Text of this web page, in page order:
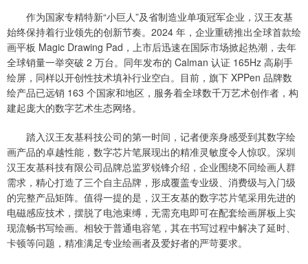
作为国家专精特新“小巨人”及省制造业单项冠军企业，汉王友基
始终保持着行业领先的创新节奏。2024 年，企业重磅推出全球首款绘
画平板 Magic Drawing Pad，上市后迅速在国际市场掀起热潮，去年
全球销量一举突破 2 万台。同年发布的 Calman 认证 165Hz 高刷手
绘屏，同样以开创性技术填补行业空白。目前，旗下 XPPen 品牌数
绘产品已远销 163 个国家和地区，服务着全球数千万艺术创作者，构
建起庞大的数字艺术生态网络。
踏入汉王友基科技公司的第一时间，记者便亲身感受到其数字绘
画产品的卓越性能，数字芯片笔展现出的精准灵敏度令人惊叹。深圳
汉王友基科技有限公司品牌总监罗锐锋介绍，企业围绕不同绘画人群
需求，精心打造了三个自主品牌，形成覆盖专业级、消费级与入门级
的完整产品矩阵。值得一提的是，汉王友基的数字芯片笔采用先进的
电磁感应技术，摆脱了电池束缚，无需充电即可在配套绘画屏板上实
现流畅书写绘画。相较于普通电容笔，其在书写过程中解决了延时、
卡顿等问题，精准满足专业绘画者及爱好者的严苛要求。